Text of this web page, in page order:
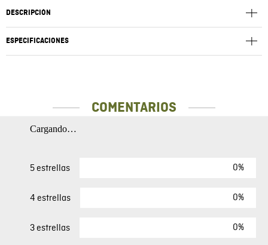
DESCRIPCIÓN
ESPECIFICACIONES
COMENTARIOS
Cargando…
5 estrellas 0%
4 estrellas 0%
3 estrellas 0%